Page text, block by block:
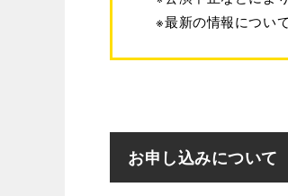
※最新の情報につい
お申し込みについて